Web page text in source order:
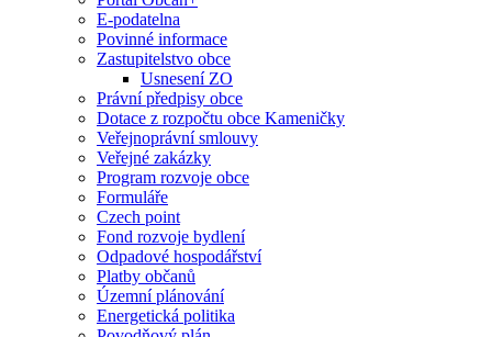
E-podatelna
Povinné informace
Zastupitelstvo obce
Usnesení ZO
Právní předpisy obce
Dotace z rozpočtu obce Kameničky
Veřejnoprávní smlouvy
Veřejné zakázky
Program rozvoje obce
Formuláře
Czech point
Fond rozvoje bydlení
Odpadové hospodářství
Platby občanů
Územní plánování
Energetická politika